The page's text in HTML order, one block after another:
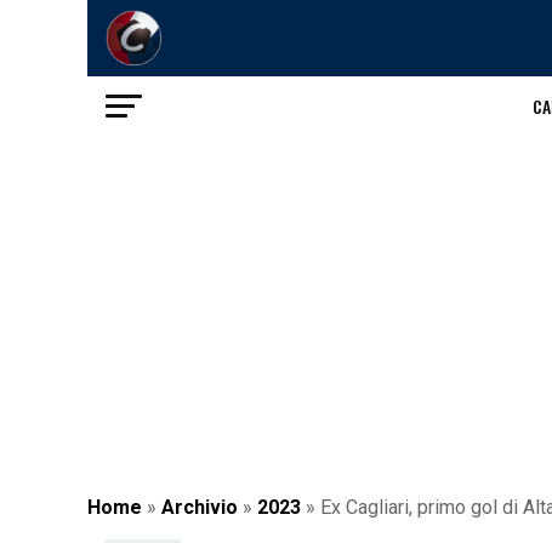
Home » Archivio » 2023 » Ex Cagliari, primo gol di